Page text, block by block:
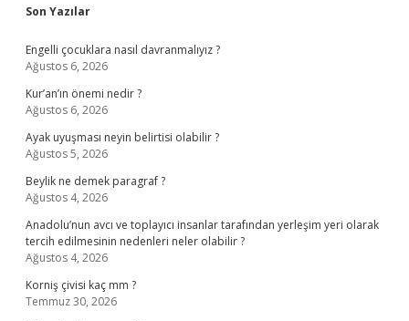
Sidebar
Son Yazılar
Engelli çocuklara nasıl davranmalıyız ?
Ağustos 6, 2026
Kur’an’ın önemi nedir ?
Ağustos 6, 2026
Ayak uyuşması neyin belirtisi olabilir ?
Ağustos 5, 2026
Beylik ne demek paragraf ?
Ağustos 4, 2026
Anadolu’nun avcı ve toplayıcı insanlar tarafından yerleşim yeri olarak
tercih edilmesinin nedenleri neler olabilir ?
Ağustos 4, 2026
Korniş çivisi kaç mm ?
Temmuz 30, 2026